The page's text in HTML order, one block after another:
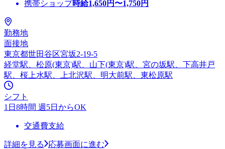
携帯ショップ時給1,650円〜1,750円
勤務地
面接地
東京都世田谷区宮坂2-19-5
経堂駅、松原(東京)駅、山下(東京)駅、宮の坂駅、下高井戸
駅、桜上水駅、上北沢駅、明大前駅、東松原駅
シフト
1日8時間 週5日からOK
交通費支給
詳細を見る
応募画面に進む